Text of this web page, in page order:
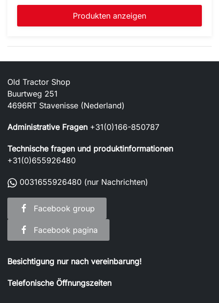
Produkten anzeigen
Old Tractor Shop
Buurtweg 251
4696RT Stavenisse (Nederland)
Administrative Fragen +31(0)166-850787
Technische fragen und produktinformationen
+31(0)655926480
0031655926480 (nur Nachrichten)
Facebook group
Facebook pagina
Besichtigung nur nach vereinbarung!
Telefonische Öffnungszeiten